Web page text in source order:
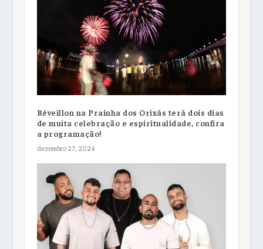
Réveillon na Prainha dos Orixás terá dois dias
de muita celebração e espiritualidade, confira
a programação!
dezembro 27, 2024